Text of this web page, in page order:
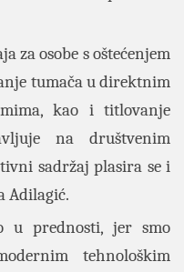
za osobe s oštećenjem
tumača u direktnim
kao i titlovanje
na društvenim
sadržaj plasira se i
Adilagić.
u prednosti, jer smo
tehnološkim